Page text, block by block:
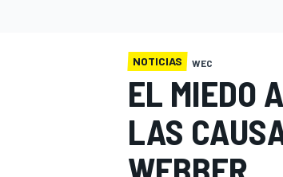
NOTICIAS WEC
EL MIEDO
LAS